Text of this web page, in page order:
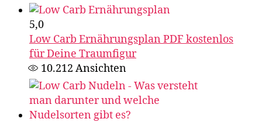
5,0
Low Carb Ernährungsplan PDF kostenlos
für Deine Traumfigur
10.212 Ansichten